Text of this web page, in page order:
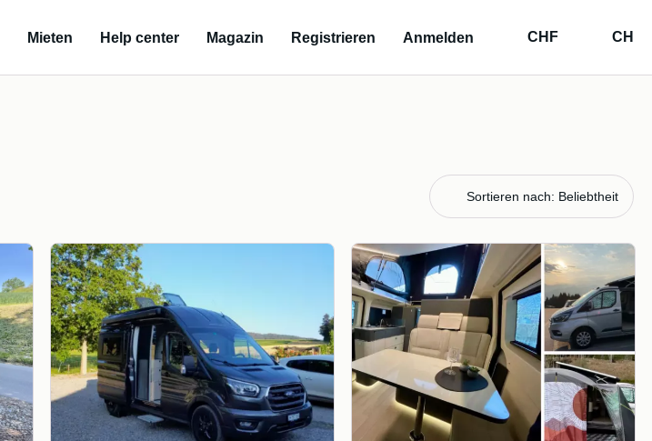
Mieten Help center Magazin Registrieren Anmelden CHF CH
Sortieren nach: Beliebtheit